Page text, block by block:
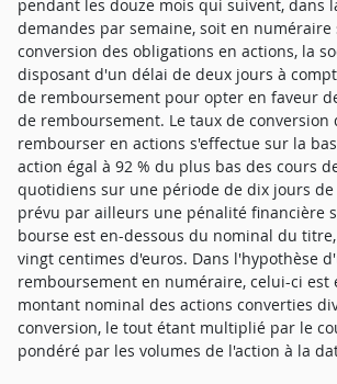
pendant les douze mois qui suivent, dans
demandes par semaine, soit en numéraire
conversion des obligations en actions, la
disposant d'un délai de deux jours à
de remboursement pour opter en faveur
de remboursement. Le taux de conversion
rembourser en actions s'effectue sur la
action égal à 92 % du plus bas des cours
quotidiens sur une période de dix jours
prévu par ailleurs une pénalité financière
bourse est en-dessous du nominal du
vingt centimes d'euros. Dans l'hypothèse
remboursement en numéraire, celui-ci est
montant nominal des actions converties
conversion, le tout étant multiplié par le
pondéré par les volumes de l'action à la